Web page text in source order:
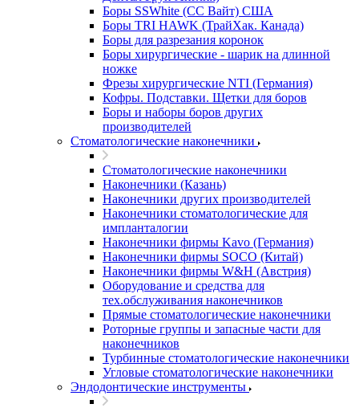
Боры SSWhite (СС Вайт) США
Боры TRI HAWK (ТрайХак. Канада)
Боры для разрезания коронок
Боры хирургические - шарик на длинной
ножке
Фрезы хирургические NTI (Германия)
Кофры. Подставки. Щетки для боров
Боры и наборы боров других
производителей
Стоматологические наконечники
Стоматологические наконечники
Наконечники (Казань)
Наконечники других производителей
Наконечники стоматологические для
импланталогии
Наконечники фирмы Kavo (Германия)
Наконечники фирмы SOCO (Китай)
Наконечники фирмы W&H (Австрия)
Оборудование и средства для
тех.обслуживания наконечников
Прямые стоматологические наконечники
Роторные группы и запасные части для
наконечников
Турбинные стоматологические наконечники
Угловые стоматологические наконечники
Эндодонтические инструменты